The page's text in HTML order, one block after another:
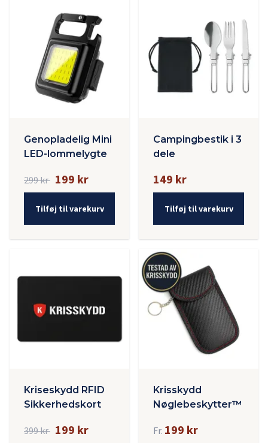
Genopladelig Mini
LED-lommelygte
299 kr 199 kr
Tilføj til varekurv
Campingbestik i 3
dele
149 kr
Tilføj til varekurv
Kriseskydd RFID
Sikkerhedskort
399 kr 199 kr
Krisskydd
Nøglebeskytter™
Fr. 199 kr